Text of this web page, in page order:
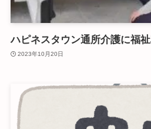
ハピネスタウン通所介護に福
2023年10月20日